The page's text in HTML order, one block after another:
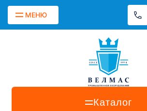
МЕНЮ
Каталог